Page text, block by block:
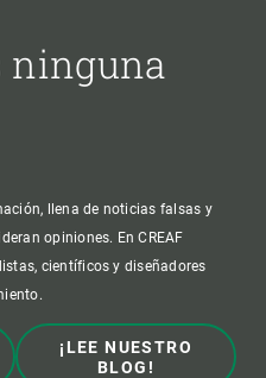
ninguna
llena de noticias falsas y
opiniones. En CREAF
científicos y diseñadores
¡LEE NUESTRO
BLOG!